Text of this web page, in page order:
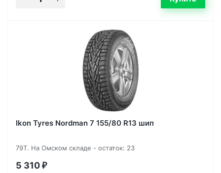
Ikon Tyres Nordman 7 155/80 R13 шип
79T. На Омском складе - остаток: 23
5 310 ₽